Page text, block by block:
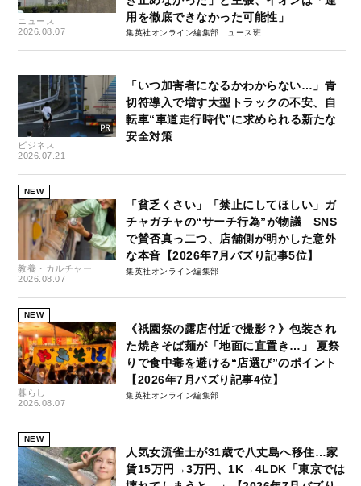
ニュース
2026.08.07
用を徹底できなかった可能性」
集英社オンライン編集部ニュース班
ビジネス
2026.07.21
「いつ加害者になるかわからない…」青
切符導入で増す大型トラックの不安、自
転車“車道走行時代”に求められる新たな
安全対策
NEW
教養・カルチャー
2026.08.07
「貧乏くさい」「禁止にしてほしい」ガ
チャガチャの“サーチ行為”が物議 SNS
で賛否真っ二つ、店舗側が明かした意外
な本音【2026年7月バズり記事5位】
集英社オンライン編集部
NEW
暮らし
2026.08.07
《祇園祭の露店付近で撮影？》包装され
た焼きそば麺が「地面に直置き…」 夏祭
りで食中毒を避ける“店選び”のポイント
【2026年7月バズり記事4位】
集英社オンライン編集部
NEW
人気女流雀士が31歳で八丈島へ移住…家
賃15万円→3万円、1K→4LDK「東京では